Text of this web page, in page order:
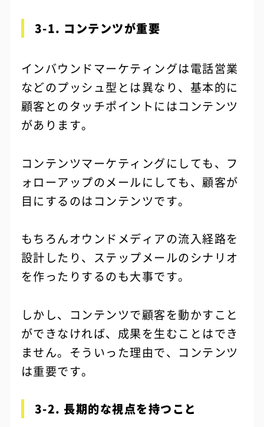
3-1. コンテンツが重要
インバウンドマーケティングは電話営業
などのプッシュ型とは異なり、基本的に
顧客とのタッチポイントにはコンテンツ
があります。
コンテンツマーケティングにしても、フ
ォローアップのメールにしても、顧客が
目にするのはコンテンツです。
もちろんオウンドメディアの流入経路を
設計したり、ステップメールのシナリオ
を作ったりするのも大事です。
しかし、コンテンツで顧客を動かすこと
ができなければ、成果を生むことはでき
ません。そういった理由で、コンテンツ
は重要です。
3-2. 長期的な視点を持つこと